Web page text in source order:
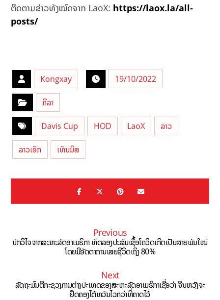
ຕິດຕາມຂ່າວທັງໝົດຈາກ LaoX: https://laox.la/all-
posts/
Kongxay 19/10/2022
ກິລາ
Davis Cup HOD LaoX ລາວ
ລາວເອັກ ເທັນນິສ
Previous
ນັກວິໄຈຈາກສະຫະລັດອາເມຣິກາ ທົດລອງປະສົມເຊື້ອໂຄວິດເກີດເປັນສາຍພັນໃໝ່
ໂດຍມີອັດຕາການເສຍຊີວິດເຖິງ 80%
Next
ລັດຖະມົນຕີກະຊວງການຕ່າງປະເທດຂອງສະຫະລັດອາເມຣິກາເຊື່ອວ່າ ຈີນຫວັງຈະ
ຢຶດຄອງໄຕ້ຫວັນໄວກວ່າທີ່ຄາດໄວ້